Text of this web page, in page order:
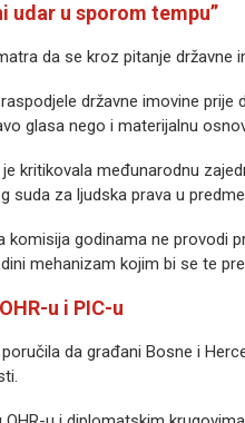
udar u sporom tempu”
da se kroz pitanje državne
državne imovine
glasa nego i materijalnu
kritikovala međunarodnu
suda za ljudska prava u
komisija godinama ne provodi
mehanizam kojim bi se te
u i PIC-u
da građani Bosne i